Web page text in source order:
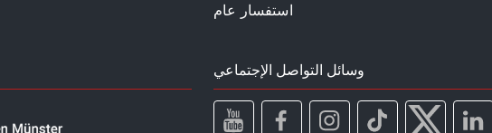
استفسار عام
وسائل التواصل الإجتماعي